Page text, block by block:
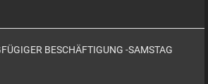
BESCHÄFTIGUNG -SAMSTAG